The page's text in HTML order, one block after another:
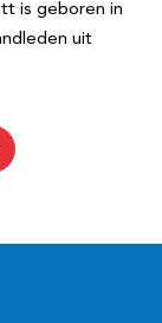
is geboren in
uit